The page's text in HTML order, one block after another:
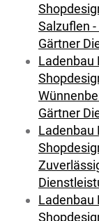
Salzuflen
Gärtner
Ladenbau
Gärtner
Ladenbau
Ladenbau